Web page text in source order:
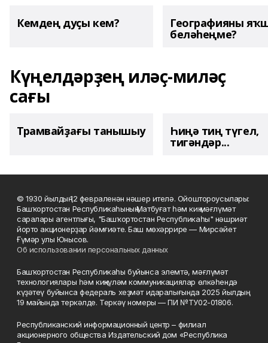
Кемдең дуҫы кем? Географияны
беләһеңме?
Күңелдәрҙең иләҫ-миләҫ
сағы
Трамвайҙағы танышыу Һиңә тиң түгел,
тигәндәр...
© 1930 йылдың 12 февраленән нәшер ителә. Ойоштороусылары:
Башҡортостан Республикаһының Матбуғат һәм киң мәғлүмәт
саралары агентлығы, "Башҡортостан Республикаһы" нәшриәт
йорто акционерҙар йәмғиәте. Баш мөхәррире — Мирсәйет
Ғүмәр улы Юнысов.
Об использовании персональных данных
Башҡортостан Республикаһы буйынса элемтә, мәғлүмәт
технологиялары һәм киңкүләм коммуникациялар өлкәһендә
күҙәтеү буйынса федераль хеҙмәт идаралығында 2025 йылдың
19 майында теркәлде. Теркәү номеры — ПИ №ТУ02-01806.
Республиканский информационный центр – филиал
акционерного общества Издательский дом «Республика